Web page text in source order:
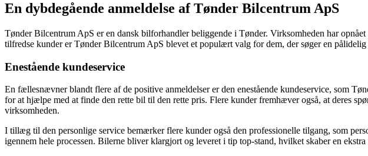
En dybdegående anmeldelse af Tønder Bilcentrum ApS
Tønder Bilcentrum ApS er en dansk bilforhandler beliggende i Tønder. Virksomheden har
tilfredse kunder er Tønder Bilcentrum ApS blevet et populært valg for dem, der søger en
Enestående kundeservice
En fællesnævner blandt flere af de positive anmeldelser er den enestående kundeservice, som
for at hjælpe med at finde den rette bil til den rette pris. Flere kunder fremhæver også, at deres
virksomheden.
I tillæg til den personlige service bemærker flere kunder også den professionelle tilgang, som
igennem hele processen. Bilerne bliver klargjort og leveret i tip top-stand, hvilket skaber en